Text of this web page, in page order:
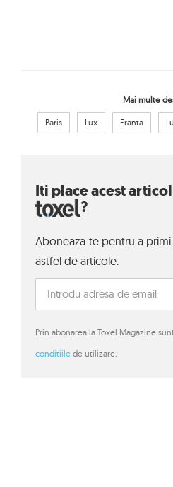
Mai multe
Paris Lux Franta
Iti place acest articol
?
Aboneaza-te pentru a
astfel de articole.
Prin abonarea la Toxel Magazine
conditiile de utilizare.